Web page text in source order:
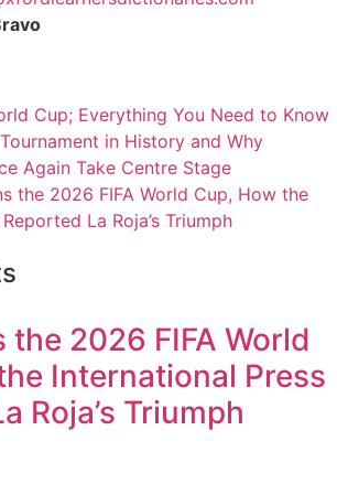
Cup; Everything You Need to Know
in History and Why
Again Take Centre Stage
the 2026 FIFA World Cup, How the
La Roja’s Triumph
the 2026 FIFA World
International Press
Roja’s Triumph